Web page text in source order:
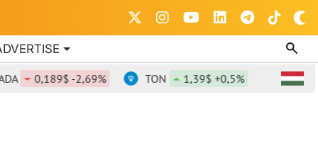
0,189$ -2,69% TON 1,39$ +0,5%